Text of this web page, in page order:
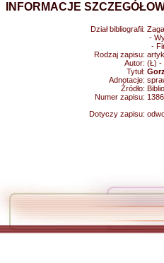
INFORMACJE
Dział bibliografii:
-
-
Rodzaj zapisu:
Autor: (Ł) -
Tytuł:
Adnotacje:
Źródło:
Numer zapisu:
Dotyczy zapisu: